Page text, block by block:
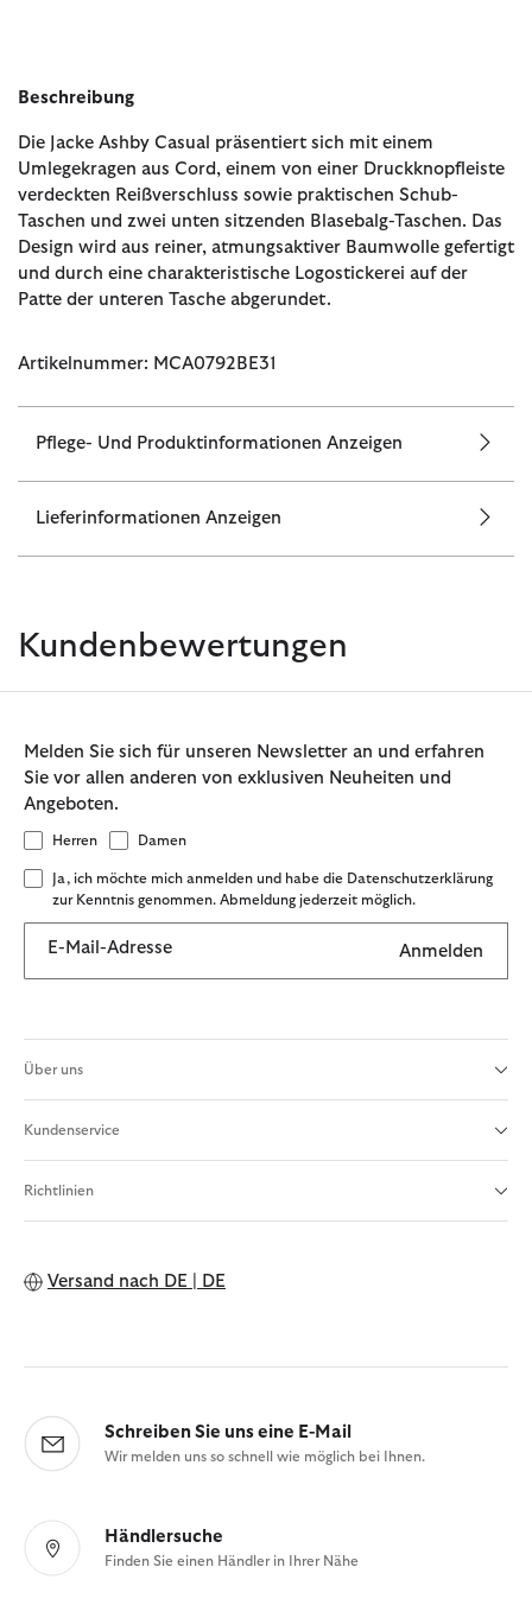
Beschreibung
Die Jacke Ashby Casual präsentiert sich mit einem
Umlegekragen aus Cord, einem von einer Druckknopfleiste
verdeckten Reißverschluss sowie praktischen Schub-
Taschen und zwei unten sitzenden Blasebalg-Taschen. Das
Design wird aus reiner, atmungsaktiver Baumwolle gefertigt
und durch eine charakteristische Logostickerei auf der
Patte der unteren Tasche abgerundet.
Artikelnummer: MCA0792BE31
Pflege- Und Produktinformationen Anzeigen
Lieferinformationen Anzeigen
Kundenbewertungen
Melden Sie sich für unseren Newsletter an und erfahren
Sie vor allen anderen von exklusiven Neuheiten und
Angeboten.
Herren Damen
Ja, ich möchte mich anmelden und habe die Datenschutzerklärung
zur Kenntnis genommen. Abmeldung jederzeit möglich.
E-Mail-Adresse Anmelden
Über uns
Kundenservice
Richtlinien
Versand nach DE | DE
Schreiben Sie uns eine E-Mail
Wir melden uns so schnell wie möglich bei Ihnen.
Händlersuche
Finden Sie einen Händler in Ihrer Nähe